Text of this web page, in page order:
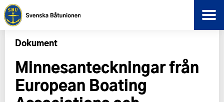
Dokument
Minnesanteckningar från
European Boating